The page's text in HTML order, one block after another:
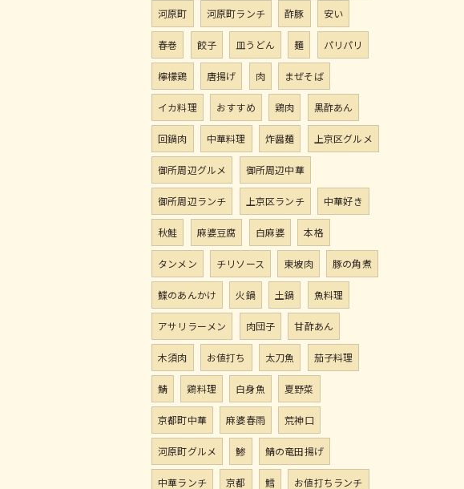
河原町 河原町ランチ 酢豚 安い
春巻 餃子 皿うどん 麺 パリパリ
檸檬鶏 唐揚げ 肉 まぜそば
イカ料理 おすすめ 鶏肉 黒酢あん
回鍋肉 中華料理 炸醤麺 上京区グルメ
御所周辺グルメ 御所周辺中華
御所周辺ランチ 上京区ランチ 中華好き
秋鮭 麻婆豆腐 白麻婆 本格
タンメン チリソース 東坡肉 豚の角煮
鰈のあんかけ 火鍋 土鍋 魚料理
アサリラーメン 肉団子 甘酢あん
木須肉 お値打ち 太刀魚 茄子料理
鯖 鶏料理 白身魚 夏野菜
京都町中華 麻婆春雨 荒神口
河原町グルメ 鯵 鯖の竜田揚げ
中華ランチ 京都 鱈 お値打ちランチ